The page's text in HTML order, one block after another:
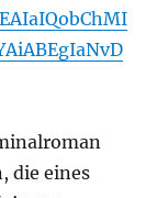
die eines